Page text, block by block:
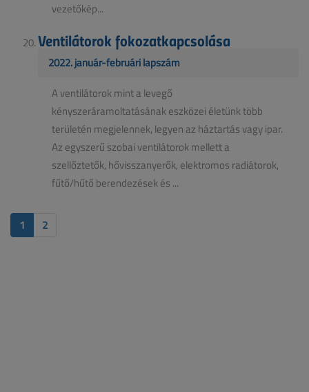
vezetőkép...
Ventilátorok fokozatkapcsolása
2022. január-februári lapszám
A ventilátorok mint a levegő
kényszeráramoltatásának eszközei életünk több
területén megjelennek, legyen az háztartás vagy ipar.
Az egyszerű szobai ventilátorok mellett a
szellőztetők, hővisszanyerők, elektromos radiátorok,
fűtő/hűtő berendezések és ...
1 2